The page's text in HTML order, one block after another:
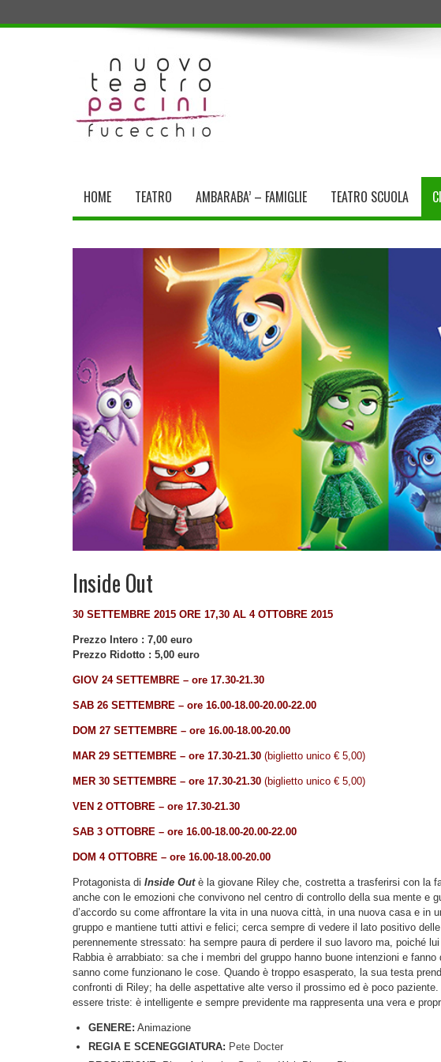
HOME TEATRO AMBARABA’ – FAMIGLIE TEATRO SCUOLA
Inside Out
30 SETTEMBRE 2015 ORE 17,30 AL 4 OTTOBRE 2015
Prezzo Intero : 7,00 euro
Prezzo Ridotto : 5,00 euro
GIOV 24 SETTEMBRE – ore 17.30-21.30
SAB 26 SETTEMBRE – ore 16.00-18.00-20.00-22.00
DOM 27 SETTEMBRE – ore 16.00-18.00-20.00
MAR 29 SETTEMBRE – ore 17.30-21.30 (biglietto unico € 5,00)
MER 30 SETTEMBRE – ore 17.30-21.30 (biglietto unico € 5,00)
VEN 2 OTTOBRE – ore 17.30-21.30
SAB 3 OTTOBRE – ore 16.00-18.00-20.00-22.00
DOM 4 OTTOBRE – ore 16.00-18.00-20.00
Protagonista di Inside Out è la giovane Riley che, costretta a trasferirsi con la
anche con le emozioni che convivono nel centro di controllo della sua mente e
d’accordo su come affrontare la vita in una nuova città, in una nuova casa e in
gruppo e mantiene tutti attivi e felici; cerca sempre di vedere il lato positivo
perennemente stressato: ha sempre paura di perdere il suo lavoro ma, poiché
Rabbia è arrabbiato: sa che i membri del gruppo hanno buone intenzioni e
sanno come funzionano le cose. Quando è troppo esasperato, la sua testa
confronti di Riley; ha delle aspettative alte verso il prossimo ed è poco
essere triste: è intelligente e sempre previdente ma rappresenta una vera e
GENERE: Animazione
REGIA E SCENEGGIATURA: Pete Docter